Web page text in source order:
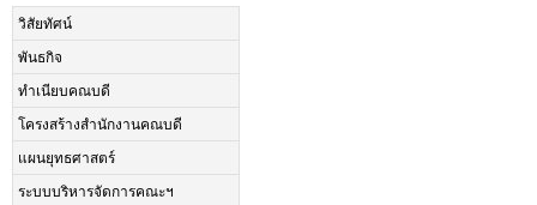
วิสัยทัศน์
พันธกิจ
ทำเนียบคณบดี
โครงสร้างสำนักงานคณบดี
แผนยุทธศาสตร์
ระบบบริหารจัดการคณะฯ